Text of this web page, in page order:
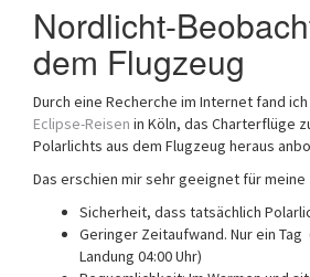
Nordlicht-
dem Flugzeug
Durch eine Recherche im Internet fand
Eclipse-Reisen in Köln, das Charterflüge
Polarlichts aus dem Flugzeug heraus
Das erschien mir sehr geeignet für meine
Sicherheit, dass tatsächlich
Geringer Zeitaufwand. Nur ein Tag
Landung 04:00 Uhr)